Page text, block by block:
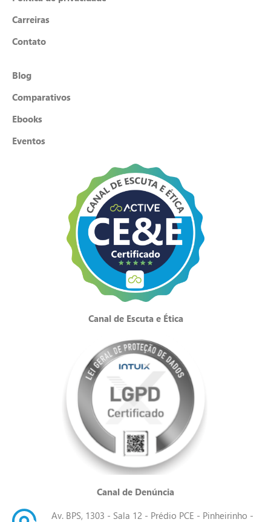
Carreiras
Contato
Blog
Comparativos
Ebooks
Eventos
Canal de Escuta e Ética
Canal de Denúncia
Av. BPS, 1303 - Sala 12 - Prédio PCE - Pinheirinho -